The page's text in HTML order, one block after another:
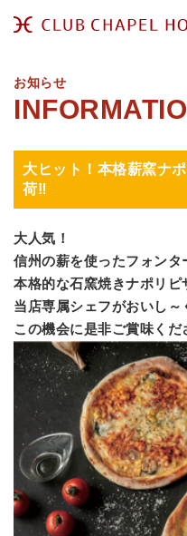
お知らせ
大ヒット！本格薪窯ナ
荷‼
大人気！
信州の薪を使ったフォンタ
本格的な石窯焼きナポリピ
当店専属シェフがおいし～
この機会に是非ご賞味く